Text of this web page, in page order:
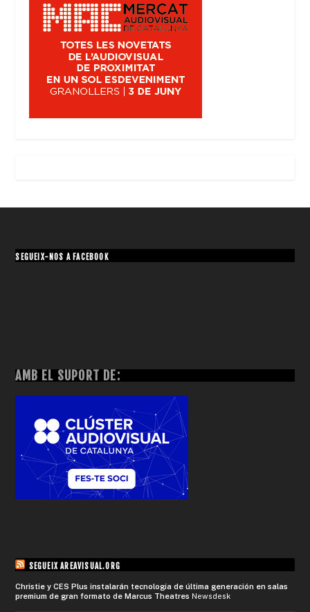
SEGUEIX-NOS A FACEBOOK
AMB EL SUPORT DE:
SEGUEIX AREAVISUAL.ORG
Christie y CES Plus instalarán tecnología de última generación en salas
premium de gran formato de Marcus Theatres Newsdesk